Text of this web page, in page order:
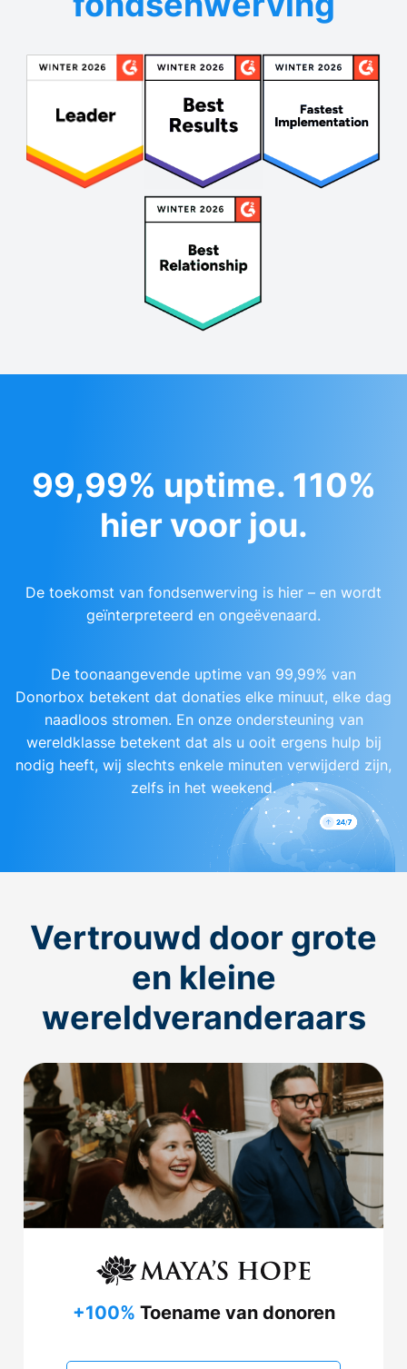
99,99% uptime. 110%
hier voor jou.
De toekomst van fondsenwerving is hier – en wordt
geïnterpreteerd en ongeëvenaard.
De toonaangevende uptime van 99,99% van
Donorbox betekent dat donaties elke minuut, elke dag
naadloos stromen. En onze ondersteuning van
wereldklasse betekent dat als u ooit ergens hulp bij
nodig heeft, wij slechts enkele minuten verwijderd zijn,
zelfs in het weekend.
Vertrouwd door grote
en kleine
wereldveranderaars
+100% Toename van donoren